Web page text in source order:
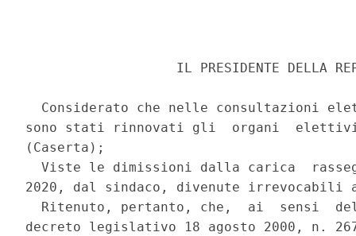
IL PRESIDENTE DELLA
Considerato che nelle consultazioni
sono stati rinnovati gli  organi  elettivi
(Caserta);
Viste le dimissioni dalla carica
2020, dal sindaco, divenute
Ritenuto, pertanto, che,  ai  sensi
decreto legislativo 18 agosto 2000, n.